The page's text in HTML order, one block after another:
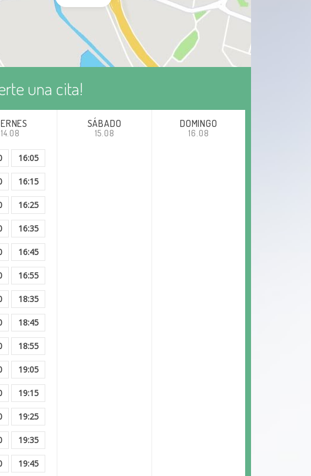
una cita!
14.08
16:05
16:15
16:25
16:35
16:45
16:55
18:35
18:45
18:55
19:05
19:15
19:25
19:35
19:45
SÁBADO
15.08
DOMINGO
16.08